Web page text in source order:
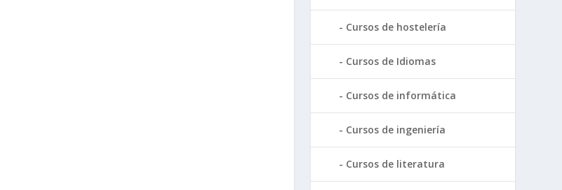
Cursos de hostelería
Cursos de Idiomas
Cursos de informática
Cursos de ingeniería
Cursos de literatura